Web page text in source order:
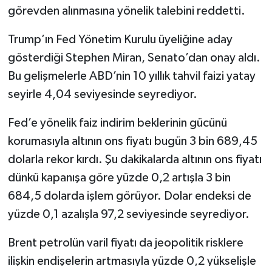
görevden alınmasına yönelik talebini reddetti.
Trump’ın Fed Yönetim Kurulu üyeliğine aday
gösterdiği Stephen Miran, Senato’dan onay aldı.
Bu gelişmelerle ABD’nin 10 yıllık tahvil faizi yatay
seyirle 4,04 seviyesinde seyrediyor.
Fed’e yönelik faiz indirim beklerinin gücünü
korumasıyla altının ons fiyatı bugün 3 bin 689,45
dolarla rekor kırdı. Şu dakikalarda altının ons fiyatı
dünkü kapanışa göre yüzde 0,2 artışla 3 bin
684,5 dolarda işlem görüyor. Dolar endeksi de
yüzde 0,1 azalışla 97,2 seviyesinde seyrediyor.
Brent petrolün varil fiyatı da jeopolitik risklere
ilişkin endişelerin artmasıyla yüzde 0,2 yükselişle